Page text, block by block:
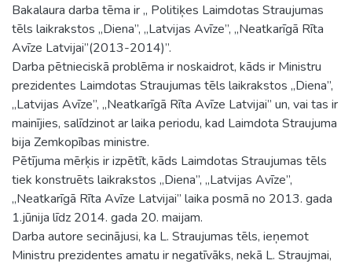
Bakalaura darba tēma ir „ Politiķes Laimdotas Straujumas
tēls laikrakstos „Diena”, „Latvijas Avīze”, „Neatkarīgā Rīta
Avīze Latvijai”(2013-2014)”.
Darba pētnieciskā problēma ir noskaidrot, kāds ir Ministru
prezidentes Laimdotas Straujumas tēls laikrakstos „Diena”,
„Latvijas Avīze”, „Neatkarīgā Rīta Avīze Latvijai” un, vai tas ir
mainījies, salīdzinot ar laika periodu, kad Laimdota Straujuma
bija Zemkopības ministre.
Pētījuma mērķis ir izpētīt, kāds Laimdotas Straujumas tēls
tiek konstruēts laikrakstos „Diena”, „Latvijas Avīze”,
„Neatkarīgā Rīta Avīze Latvijai” laika posmā no 2013. gada
1.jūnija līdz 2014. gada 20. maijam.
Darba autore secinājusi, ka L. Straujumas tēls, ieņemot
Ministru prezidentes amatu ir negatīvāks, nekā L. Straujmai,